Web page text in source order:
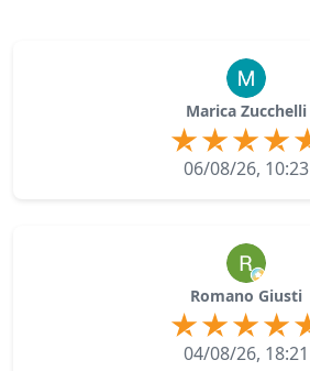
Marica Zucchelli
06/08/26, 10:23
Romano Giusti
04/08/26, 18:21